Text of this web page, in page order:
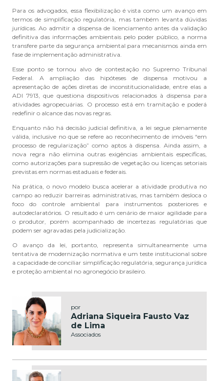
Para os advogados, essa flexibilização é vista como um avanço em
termos de simplificação regulatória, mas também levanta dúvidas
jurídicas. Ao admitir a dispensa de licenciamento antes da validação
definitiva das informações ambientais pelo poder público, a norma
transfere parte da segurança ambiental para mecanismos ainda em
fase de implementação administrativa.
Esse ponto se tornou alvo de contestação no Supremo Tribunal
Federal. A ampliação das hipóteses de dispensa motivou a
apresentação de ações diretas de inconstitucionalidade, entre elas a
ADI 7913, que questiona dispositivos relacionados à dispensa para
atividades agropecuárias. O processo está em tramitação e poderá
redefinir o alcance das novas regras.
Enquanto não há decisão judicial definitiva, a lei segue plenamente
válida, inclusive no que se refere ao reconhecimento de imóveis “em
processo de regularização” como aptos à dispensa. Ainda assim, a
nova regra não elimina outras exigências ambientais específicas,
como autorizações para supressão de vegetação ou licenças setoriais
previstas em normas estaduais e federais.
Na prática, o novo modelo busca acelerar a atividade produtiva no
campo ao reduzir barreiras administrativas, mas também desloca o
foco do controle ambiental para instrumentos posteriores e
autodeclaratórios. O resultado é um cenário de maior agilidade para
o produtor, porém acompanhado de incertezas regulatórias que
podem ser agravadas pela judicialização.
O avanço da lei, portanto, representa simultaneamente uma
tentativa de modernização normativa e um teste institucional sobre
a capacidade de conciliar simplificação regulatória, segurança jurídica
e proteção ambiental no agronegócio brasileiro.
por
Adriana Siqueira Fausto Vaz
de Lima
Associados